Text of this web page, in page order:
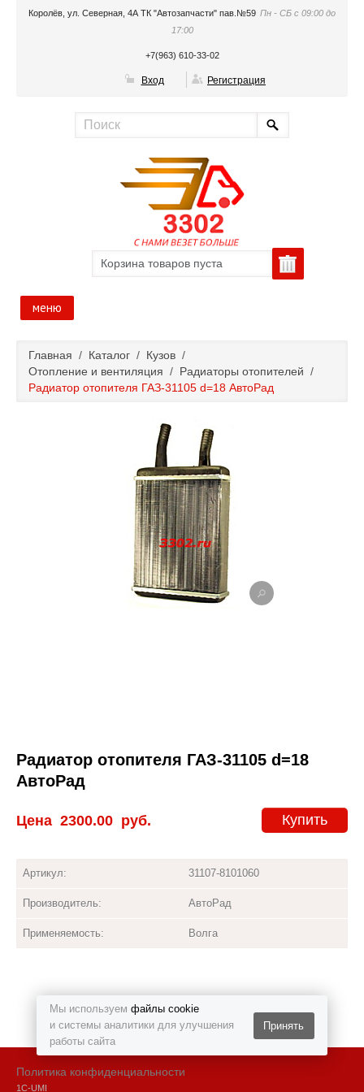
Мы используем файлы cookie
и системы аналитики для улучшения
работы сайта
Принять
Королёв, ул. Северная, 4А ТК "Автозапчасти" пав.№59 Пн - СБ с 09:00 до
17:00
+7(963) 610-33-02
Вход Регистрация
Корзина товаров пуста
меню
Каталог
Главная / Каталог / Кузов /
Отопление и вентиляция / Радиаторы отопителей /
Радиатор отопителя ГАЗ-31105 d=18 АвтоРад
Радиатор отопителя ГАЗ-31105 d=18
АвтоРад
Купить
Цена 2300.00 руб.
Артикул: 31107-8101060
Производитель: АвтоРад
Применяемость: Волга
Политика конфиденциальности
1С-UMI